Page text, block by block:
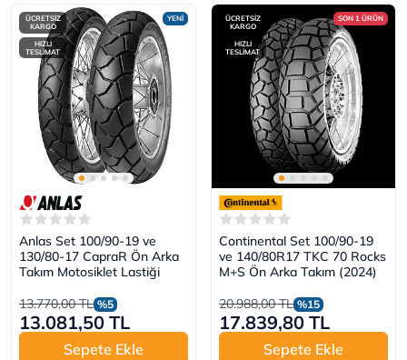
YENİ
ÜCRETSİZ
KARGO
HIZLI
TESLİMAT
Anlas Set 100/90-19 ve
130/80-17 CapraR Ön Arka
Takım Motosiklet Lastiği
13.770,00 TL %5
13.081,50 TL
Sepete Ekle
ÜCRETSİZ
KARGO
HIZLI
TESLİMAT
SON 1 ÜRÜN
Continental Set 100/90-19
ve 140/80R17 TKC 70 Rocks
M+S Ön Arka Takım (2024)
20.988,00 TL %15
17.839,80 TL
Sepete Ekle